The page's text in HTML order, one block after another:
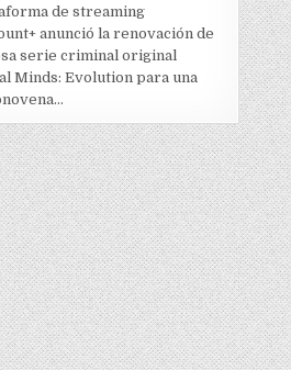
de streaming
anunció la renovación de
serie criminal original
Minds: Evolution para una